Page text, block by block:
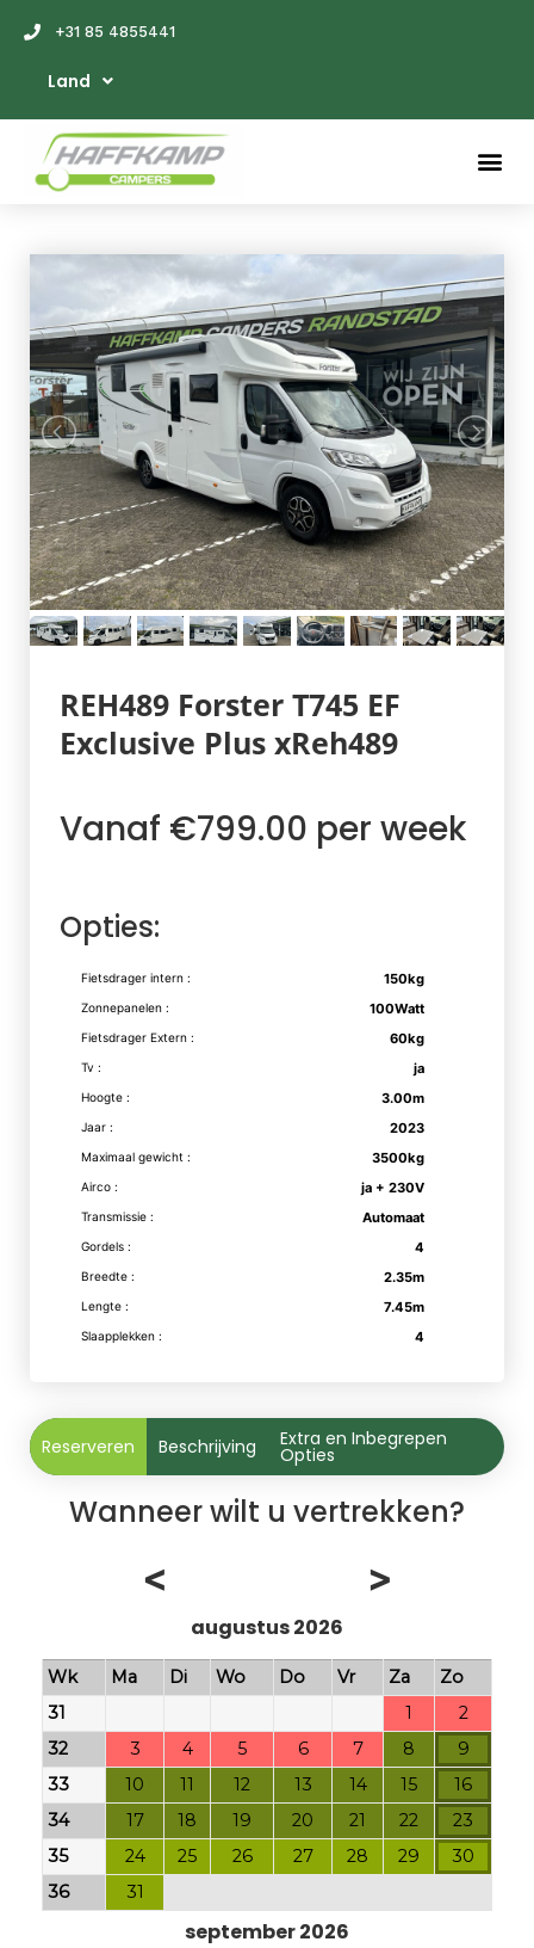
+31 85 4855441
Land
REH489 Forster T745 EF
Exclusive Plus xReh489
Vanaf €799.00 per week
Opties:
Fietsdrager intern : 150kg
Zonnepanelen : 100Watt
Fietsdrager Extern : 60kg
Tv : ja
Hoogte : 3.00m
Jaar : 2023
Maximaal gewicht : 3500kg
Airco : ja + 230V
Transmissie : Automaat
Gordels : 4
Breedte : 2.35m
Lengte : 7.45m
Slaapplekken : 4
Reserveren Beschrijving Extra en Inbegrepen
Opties
Wanneer wilt u vertrekken?
< >
augustus 2026
Wk Ma Di Wo Do Vr Za
Zo
31
1
2
32
3 4 5 6 7 8
9
33
10 11 12 13 14 15
16
34
17 18 19 20 21 22
23
35
24 25 26 27 28 29
30
36
31
september 2026